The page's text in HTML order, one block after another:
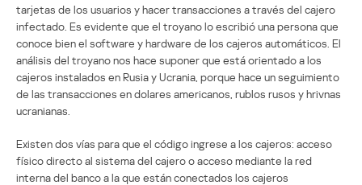
tarjetas de los usuarios y hacer transacciones a través del cajero
infectado. Es evidente que el troyano lo escribió una persona que
conoce bien el software y hardware de los cajeros automáticos. El
análisis del troyano nos hace suponer que está orientado a los
cajeros instalados en Rusia y Ucrania, porque hace un seguimiento
de las transacciones en dolares americanos, rublos rusos y hrivnas
ucranianas.
Existen dos vías para que el código ingrese a los cajeros: acceso
físico directo al sistema del cajero o acceso mediante la red
interna del banco a la que están conectados los cajeros